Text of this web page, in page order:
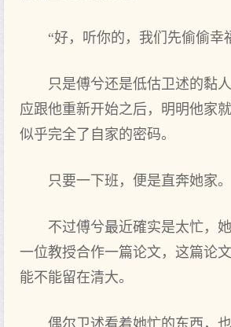
“好，听你的，我们先偷偷幸
只是傅兮还是低估卫述的黏
应跟他重新开始之后，明明他家
似乎完全了自家的密码。
只要一下班，便是直奔她家。
不过傅兮最近確实是太忙，
一位教授合作一篇论文，这篇论
能不能留在清大。
偶尔卫述看着她忙的东西，